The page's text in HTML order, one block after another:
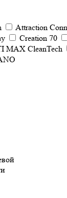
Attraction
Creation 70
MAX CleanTech